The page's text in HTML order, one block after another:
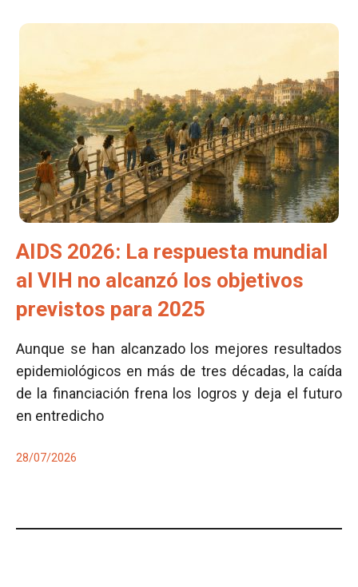
AIDS 2026: La respuesta mundial
al VIH no alcanzó los objetivos
previstos para 2025
Aunque se han alcanzado los mejores resultados
epidemiológicos en más de tres décadas, la caída
de la financiación frena los logros y deja el futuro
en entredicho
28/07/2026